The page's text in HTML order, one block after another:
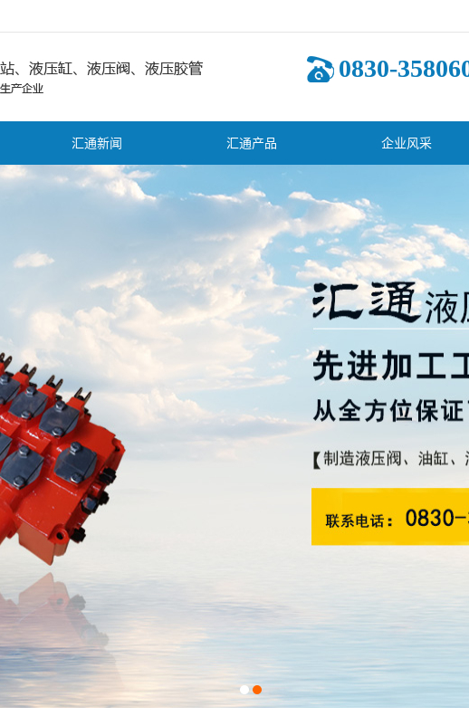
0830-
汇通新闻
公司新闻
汇通产品
福建液压油缸
福建多路换向
阀
福建其它液压
阀
福建齿轮泵
福建液压系统
企业风采
2